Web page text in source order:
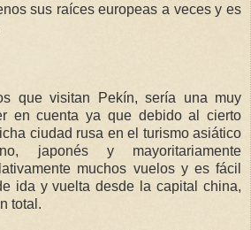
sus raíces europeas a veces y es
que visitan Pekín, sería una muy
en cuenta ya que debido al cierto
ciudad rusa en el turismo asiático
japonés y mayoritariamente
muchos vuelos y es fácil
ida y vuelta desde la capital china,
total.